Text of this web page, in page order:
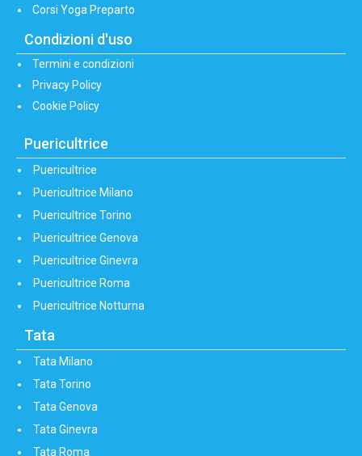
Corsi Yoga Preparto
Condizioni d'uso
Termini e condizioni
Privacy Policy
Cookie Policy
Puericultrice
Puericultrice
Puericultrice Milano
Puericultrice Torino
Puericultrice Genova
Puericultrice Ginevra
Puericultrice Roma
Puericultrice Notturna
Tata
Tata Milano
Tata Torino
Tata Genova
Tata Ginevra
Tata Roma